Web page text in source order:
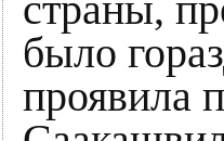
страны,
было
проявила